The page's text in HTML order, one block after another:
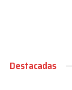
Destacadas